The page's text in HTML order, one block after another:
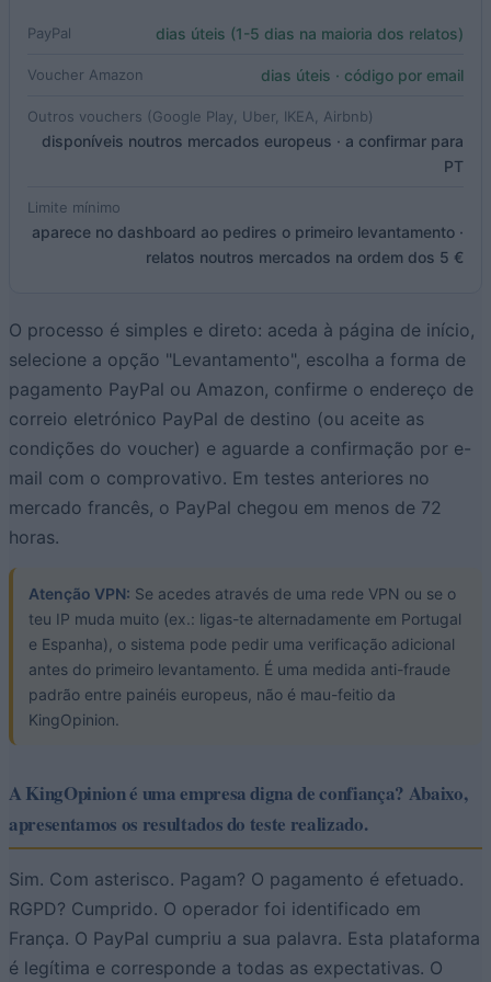
PayPal dias úteis (1-5 dias na maioria dos relatos)
Voucher Amazon dias úteis · código por email
Outros vouchers (Google Play, Uber, IKEA, Airbnb)
disponíveis noutros mercados europeus · a confirmar para
PT
Limite mínimo
aparece no dashboard ao pedires o primeiro levantamento ·
relatos noutros mercados na ordem dos 5 €
O processo é simples e direto: aceda à página de início,
selecione a opção "Levantamento", escolha a forma de
pagamento PayPal ou Amazon, confirme o endereço de
correio eletrónico PayPal de destino (ou aceite as
condições do voucher) e aguarde a confirmação por e-
mail com o comprovativo. Em testes anteriores no
mercado francês, o PayPal chegou em menos de 72
horas.
Atenção VPN: Se acedes através de uma rede VPN ou se o
teu IP muda muito (ex.: ligas-te alternadamente em Portugal
e Espanha), o sistema pode pedir uma verificação adicional
antes do primeiro levantamento. É uma medida anti-fraude
padrão entre painéis europeus, não é mau-feitio da
KingOpinion.
A KingOpinion é uma empresa digna de confiança? Abaixo,
apresentamos os resultados do teste realizado.
Sim. Com asterisco. Pagam? O pagamento é efetuado.
RGPD? Cumprido. O operador foi identificado em
França. O PayPal cumpriu a sua palavra. Esta plataforma
é legítima e corresponde a todas as expectativas. O